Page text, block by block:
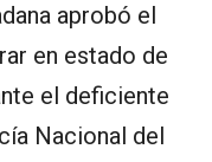
aprobó el
en estado de
el deficiente
Nacional del